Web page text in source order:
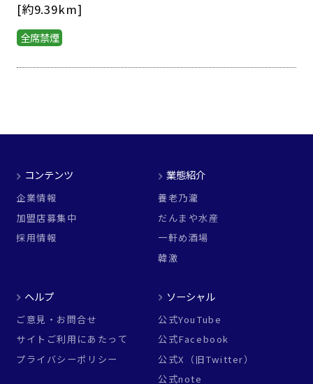
[約9.39km]
全席禁煙
コンテンツ
企業情報
加盟店募集中
採用情報
業態紹介
養老乃瀧
だんまや水産
一軒め酒場
韓激
ヘルプ
ご意見・お問合せ
サイトご利用にあたって
プライバシーポリシー
ソーシャル
公式YouTube
公式Facebook
公式X（旧Twitter）
公式note